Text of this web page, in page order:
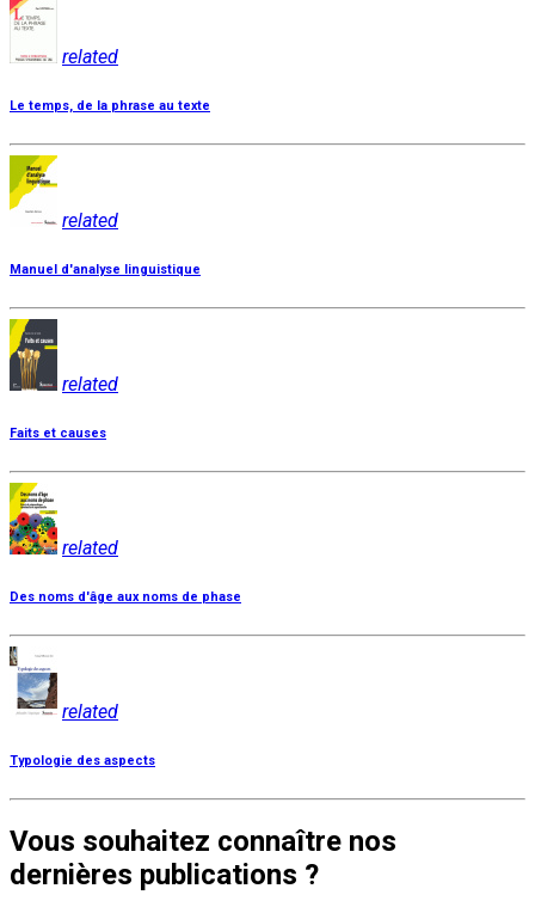
related
Le temps, de la phrase au texte
related
Manuel d'analyse linguistique
related
Faits et causes
related
Des noms d'âge aux noms de phase
related
Typologie des aspects
Vous souhaitez connaître nos
dernières publications ?